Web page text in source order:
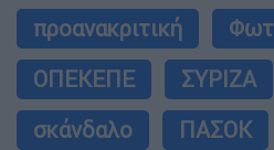
προανακριτική
ΟΠΕΚΕΠΕ
ΣΥΡΙΖΑ
σκάνδαλο
ΠΑΣΟΚ